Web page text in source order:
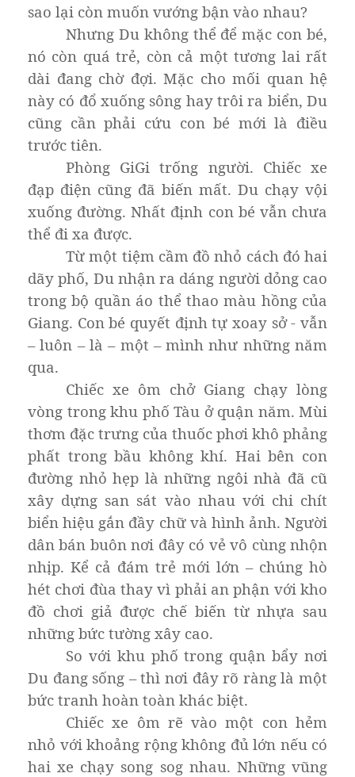
sao lại còn muốn vướng bận vào nhau?
Nhưng Du không thể để mặc con bé,
nó còn quá trẻ, còn cả một tương lai rất
dài đang chờ đợi. Mặc cho mối quan hệ
này có đổ xuống sông hay trôi ra biển, Du
cũng cần phải cứu con bé mới là điều
trước tiên.
Phòng GiGi trống người. Chiếc xe
đạp điện cũng đã biến mất. Du chạy vội
xuống đường. Nhất định con bé vẫn chưa
thể đi xa được.
Từ một tiệm cầm đồ nhỏ cách đó hai
dãy phố, Du nhận ra dáng người dỏng cao
trong bộ quần áo thể thao màu hồng của
Giang. Con bé quyết định tự xoay sở - vẫn
– luôn – là – một – mình như những năm
qua.
Chiếc xe ôm chở Giang chạy lòng
vòng trong khu phố Tàu ở quận năm. Mùi
thơm đặc trưng của thuốc phơi khô phảng
phất trong bầu không khí. Hai bên con
đường nhỏ hẹp là những ngôi nhà đã cũ
xây dựng san sát vào nhau với chi chít
biển hiệu gắn đầy chữ và hình ảnh. Người
dân bán buôn nơi đây có vẻ vô cùng nhộn
nhịp. Kể cả đám trẻ mới lớn – chúng hò
hét chơi đùa thay vì phải an phận với kho
đồ chơi giả được chế biến từ nhựa sau
những bức tường xây cao.
So với khu phố trong quận bẩy nơi
Du đang sống – thì nơi đây rõ ràng là một
bức tranh hoàn toàn khác biệt.
Chiếc xe ôm rẽ vào một con hẻm
nhỏ với khoảng rộng không đủ lớn nếu có
hai xe chạy song sog nhau. Những vũng